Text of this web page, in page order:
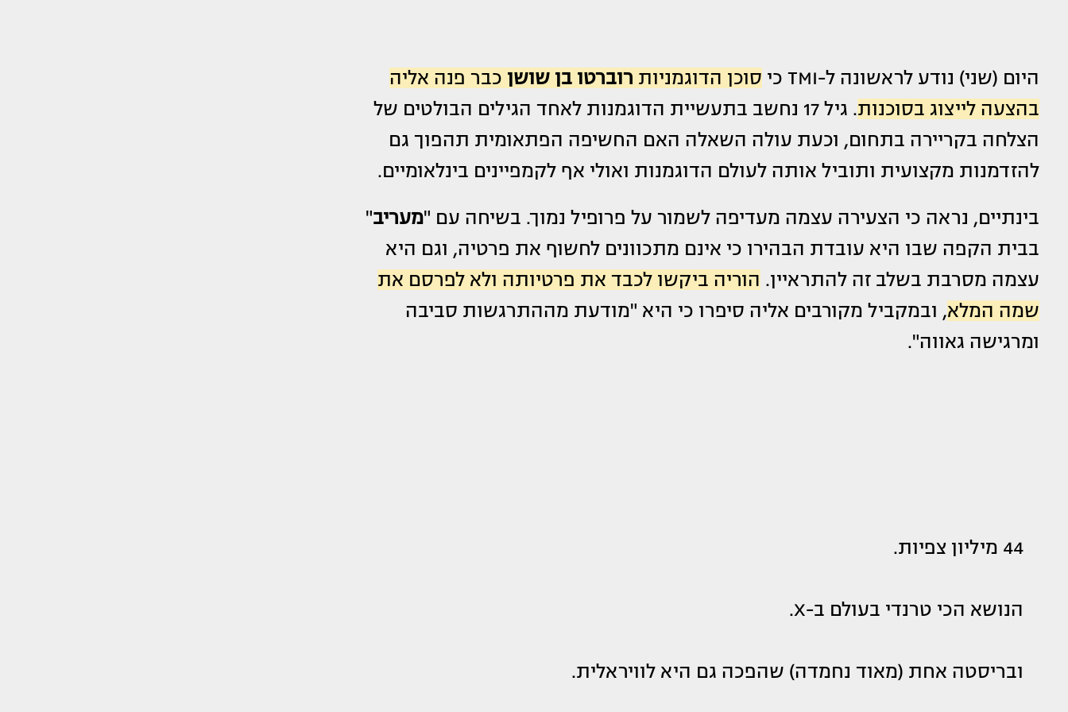
היום (שני) נודע לראשונה ל-TMI כי סוכן הדוגמניות רוברטו בן שושן כבר פנה אליה
בהצעה לייצוג בסוכנות
. גיל 17 נחשב בתעשיית הדוגמנות לאחד הגילים הבולטים של
הצלחה בקריירה בתחום, וכעת עולה השאלה האם החשיפה הפתאומית תהפוך גם
להזדמנות מקצועית ותוביל אותה לעולם הדוגמנות ואולי אף לקמפיינים בינלאומיים.
בינתיים, נראה כי הצעירה עצמה מעדיפה לשמור על פרופיל נמוך. בשיחה עם "מעריב"
בבית הקפה שבו היא עובדת הבהירו כי אינם מתכוונים לחשוף את פרטיה, וגם היא
עצמה מסרבת בשלב זה להתראיין. הוריה ביקשו לכבד את פרטיותה ולא לפרסם את
שמה המלא, ובמקביל מקורבים אליה סיפרו כי היא "מודעת מההתרגשות סביבה
ומרגישה גאווה".
44 מיליון צפיות.
הנושא הכי טרנדי בעולם ב-X.
ובריסטה אחת (מאוד נחמדה) שהפכה גם היא לוויראלית.